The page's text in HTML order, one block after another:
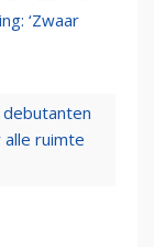
‘Zwaar
alle ruimte